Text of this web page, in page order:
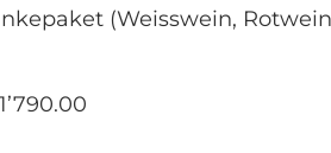
(Weisswein,